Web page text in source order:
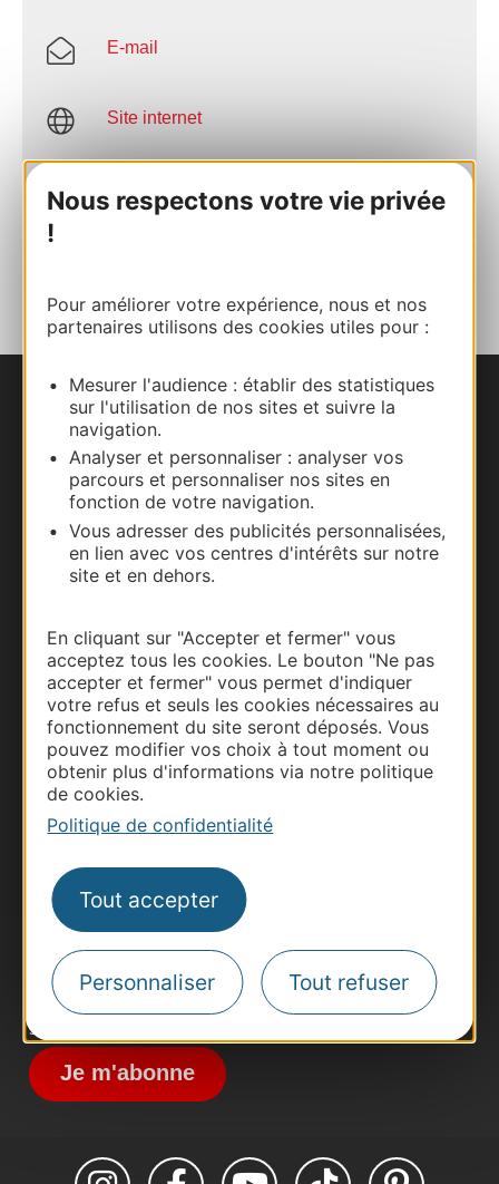
Nous respectons votre vie privée
!
Pour améliorer votre expérience, nous et nos
partenaires utilisons des cookies utiles pour :
Mesurer l'audience : établir des statistiques
sur l'utilisation de nos sites et suivre la
navigation.
Analyser et personnaliser : analyser vos
parcours et personnaliser nos sites en
fonction de votre navigation.
Vous adresser des publicités personnalisées,
en lien avec vos centres d'intérêts sur notre
site et en dehors.
En cliquant sur "Accepter et fermer" vous
acceptez tous les cookies. Le bouton "Ne pas
accepter et fermer" vous permet d'indiquer
votre refus et seuls les cookies nécessaires au
fonctionnement du site seront déposés. Vous
pouvez modifier vos choix à tout moment ou
obtenir plus d'informations via notre politique
de cookies.
Politique de confidentialité
Tout accepter
Personnaliser Tout refuser
E-mail
Site internet
Nous contacter
Carte interactive
Documentation
Thermalisme
Business/Mice
Site presse et d'influence
Voyagistes
Destination Sport
Inscrivez-vous à la lettre d'information
Destination Occitanie pour recevoir des
suggestions de séjours, de visites et de sorties.
Je m'abonne